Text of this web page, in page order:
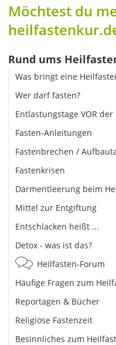
Möchtest du
Rund ums
Was bringt eine
Wer darf fasten?
Entlastungstage VOR
Fasten-Anleitungen
Fastenbrechen /
Fastenkrisen
Darmentleerung beim
Mittel zur Entgiftung
Entschlacken heißt ...
Detox - was ist das?
Heilfasten-Forum
Häufige Fragen zum
Reportagen & Bücher
Religiöse Fastenzeit
Besinnliches zum